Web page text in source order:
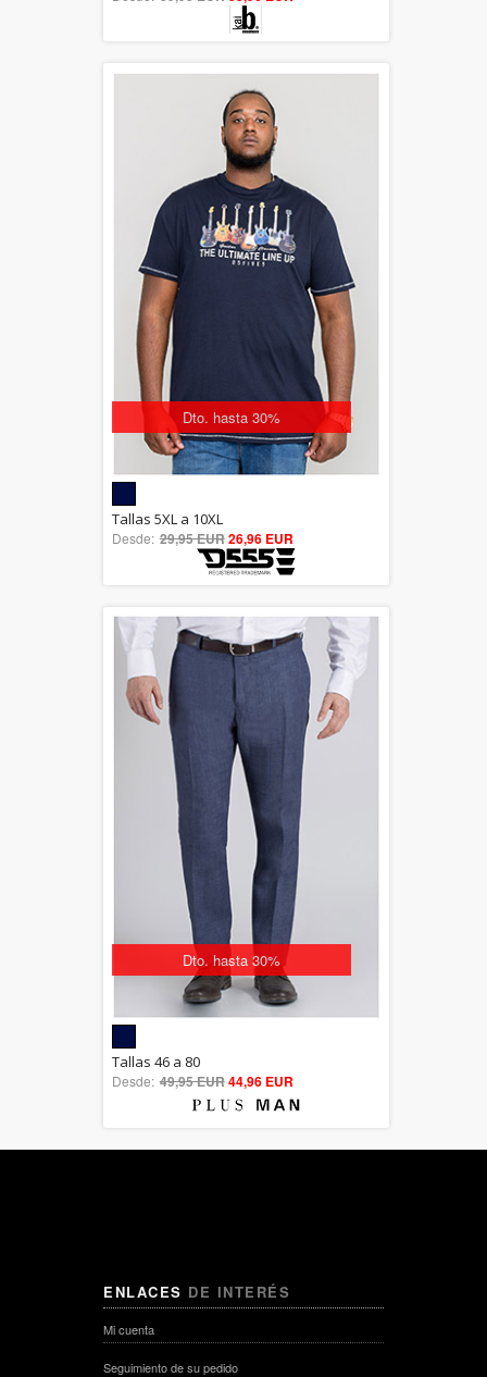
Dto. hasta 30%
5.00
out of 5
Tallas 5XL a 10XL
Desde: 29,95 EUR26,96 EUR
Dto. hasta 30%
out of 5
Tallas 46 a 80
Desde: 49,95 EUR44,96 EUR
ENLACES DE INTERÉS
Mi cuenta
Seguimiento de su pedido